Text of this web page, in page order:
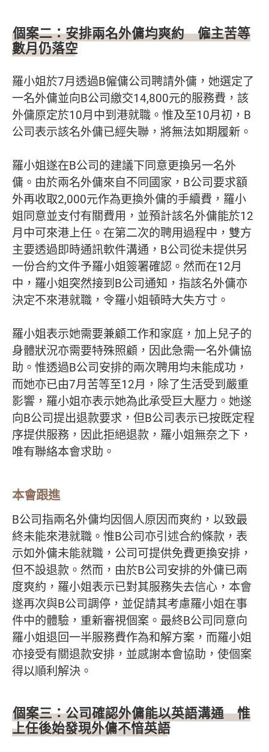
個案二：安排兩名外傭均爽約 僱主苦等
數月仍落空
羅小姐於7月透過B僱傭公司聘請外傭，她選定了
一名外傭並向B公司繳交14,800元的服務費，該
外傭原定於10月中到港就職。惟及至10月初，B
公司表示該名外傭已經失聯，將無法如期履新。
羅小姐遂在B公司的建議下同意更換另一名外
傭。由於兩名外傭來自不同國家，B公司要求額
外再收取2,000元作為更換外傭的手續費，羅小
姐同意並支付有關費用，並預計該名外傭能於12
月中可來港上任。在第二次的聘用過程中，雙方
主要透過即時通訊軟件溝通，B公司從未提供另
一份合約文件予羅小姐簽署確認。然而在12月
中，羅小姐突然接到B公司通知，指該名外傭亦
決定不來港就職，令羅小姐頓時大失方寸。
羅小姐表示她需要兼顧工作和家庭，加上兒子的
身體狀況亦需要特殊照顧，因此急需一名外傭協
助。惟透過B公司安排的兩次聘用均未能成功，
而她亦已由7月苦等至12月，除了生活受到嚴重
影響，羅小姐亦表示她為此承受巨大壓力。她遂
向B公司提出退款要求，但B公司表示已按既定程
序提供服務，因此拒絕退款，羅小姐無奈之下，
唯有聯絡本會求助。
本會跟進
B公司指兩名外傭均因個人原因而爽約，以致最
終未能來港就職。惟B公司亦引述合約條款，表
示如外傭未能就職，公司可提供免費更換安排，
但不設退款。然而，由於B公司安排的外傭已兩
度爽約，羅小姐表示已對其服務失去信心，本會
遂再次與B公司調停，並促請其考慮羅小姐在事
件中的體驗，重新審視個案。最終B公司同意向
羅小姐退回一半服務費作為和解方案，而羅小姐
亦接受有關退款安排，並感謝本會協助，使個案
得以順利解決。
個案三：公司確認外傭能以英語溝通 惟
上任後始發現外傭不愔英語